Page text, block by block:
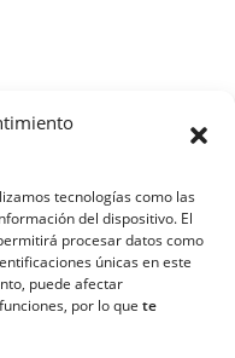
tecnologías como las
del dispositivo. El
procesar datos como
únicas en este
puede afectar
por lo que te